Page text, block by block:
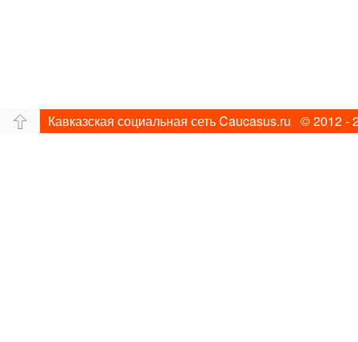
Кавказская социальная сеть Caucasus.ru © 2012 -